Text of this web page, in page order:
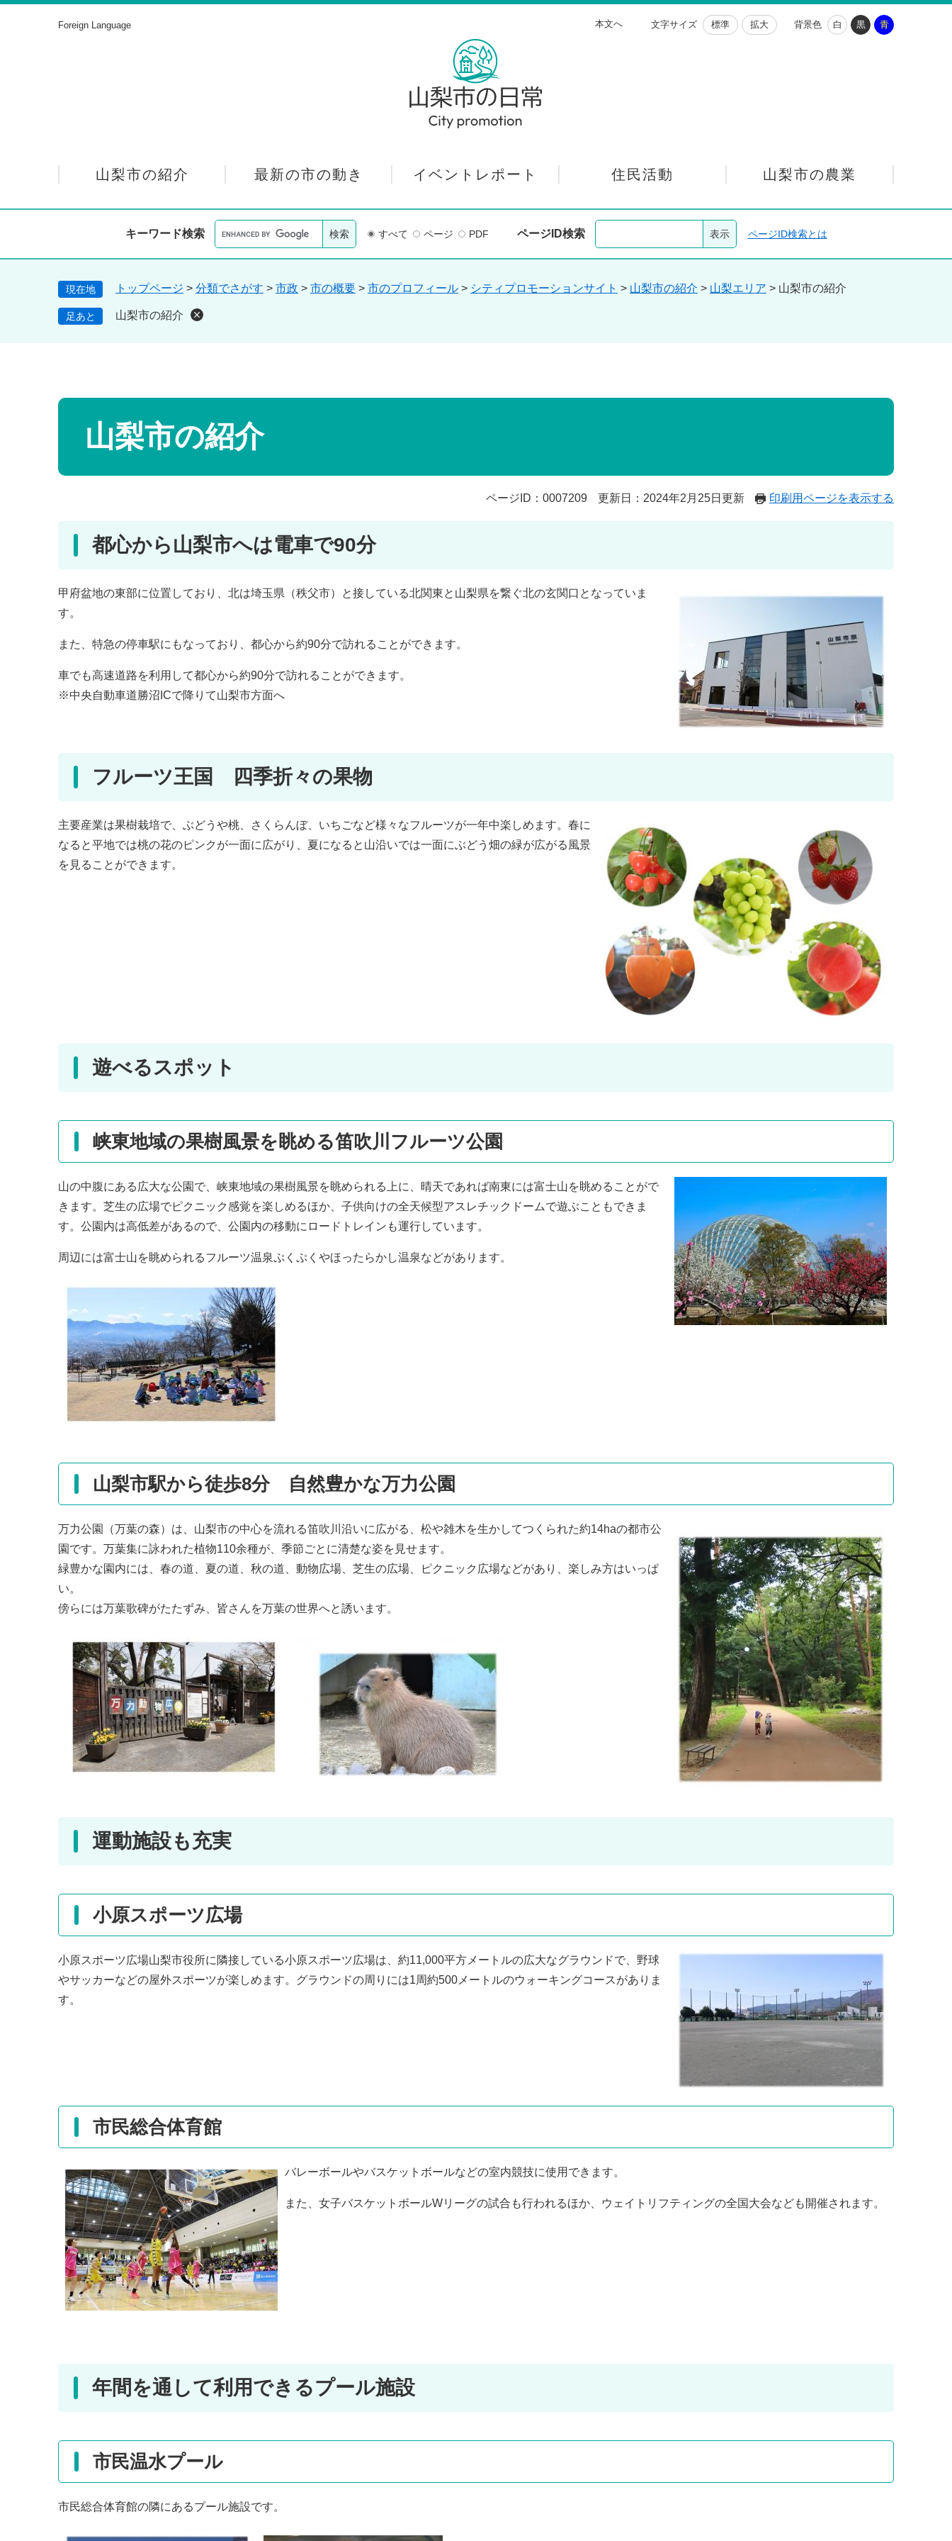
ペ
メ
Foreign Language 本文へ 文字サイズ 標準 拡大 背景色 白 黒 青
山梨市の紹介 最新の市の動き イベントレポート 住民活動 山梨市の農業
キーワード検索 すべて ページ PDF ページID検索 ページID検索とは
現在地 トップページ > 分類でさがす > 市政 > 市の概要 > 市のプロフィール > シティプロモーションサイト > 山梨市の紹介 > 山梨エリア > 山梨市の紹介
足あと 山梨市の紹介
本
山梨市の紹介
ページID：0007209 更新日：2024年2月25日更新 印刷用ページを表示する
都心から山梨市へは電車で90分
甲府盆地の東部に位置しており、北は埼玉県（秩父市）と接している北関東と山梨県を繋ぐ北の玄関口となっていま
す。
また、特急の停車駅にもなっており、都心から約90分で訪れることができます。
車でも高速道路を利用して都心から約90分で訪れることができます。
※中央自動車道勝沼ICで降りて山梨市方面へ
フルーツ王国 四季折々の果物
主要産業は果樹栽培で、ぶどうや桃、さくらんぼ、いちごなど様々なフルーツが一年中楽しめます。春に
なると平地では桃の花のピンクが一面に広がり、夏になると山沿いでは一面にぶどう畑の緑が広がる風景
を見ることができます。
遊べるスポット
峡東地域の果樹風景を眺める笛吹川フルーツ公園
山の中腹にある広大な公園で、峡東地域の果樹風景を眺められる上に、晴天であれば南東には富士山を眺めることがで
きます。芝生の広場でピクニック感覚を楽しめるほか、子供向けの全天候型アスレチックドームで遊ぶこともできま
す。公園内は高低差があるので、公園内の移動にロードトレインも運行しています。
周辺には富士山を眺められるフルーツ温泉ぷくぷくやほったらかし温泉などがあります。
山梨市駅から徒歩8分 自然豊かな万力公園
万力公園（万葉の森）は、山梨市の中心を流れる笛吹川沿いに広がる、松や雑木を生かしてつくられた約14haの都市公
園です。万葉集に詠われた植物110余種が、季節ごとに清楚な姿を見せます。
緑豊かな園内には、春の道、夏の道、秋の道、動物広場、芝生の広場、ピクニック広場などがあり、楽しみ方はいっぱ
い。
傍らには万葉歌碑がたたずみ、皆さんを万葉の世界へと誘います。​
運動施設も充実
小原スポーツ広場
小原スポーツ広場山梨市役所に隣接している小原スポーツ広場は、約11,000平方メートルの広大なグラウンドで、野球
やサッカーなどの屋外スポーツが楽しめます。グラウンドの周りには1周約500メートルのウォーキングコースがありま
す。
市民総合体育館
バレーボールやバスケットボールなどの室内競技に使用できます。
また、女子バスケットボールWリーグの試合も行われるほか、ウェイトリフティングの全国大会なども開催されます。
年間を通して利用できるプール施設
市民温水プール
市民総合体育館の隣にあるプール施設です。